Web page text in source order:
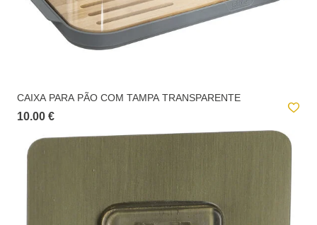
CAIXA PARA PÃO COM TAMPA TRANSPARENTE
10.00 €